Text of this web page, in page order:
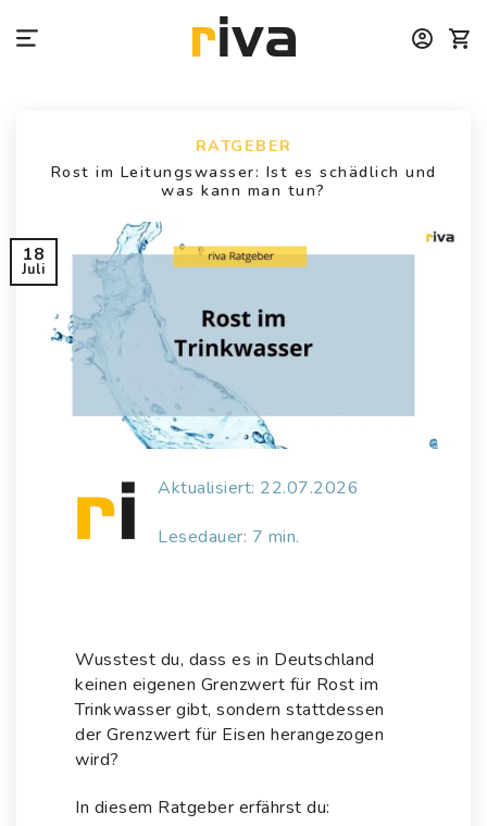
Inhalt
RATGEBER
Rost im Leitungswasser: Ist es schädlich und
was kann man tun?
18
Juli
Aktualisiert: 22.07.2026
Lesedauer: 7 min.
Wusstest du, dass es in Deutschland
keinen eigenen Grenzwert für Rost im
Trinkwasser gibt, sondern stattdessen
der Grenzwert für Eisen herangezogen
wird?
In diesem Ratgeber erfährst du: